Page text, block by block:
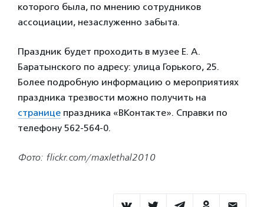
которого была, по мнению сотрудников
ассоциации, незаслуженно забыта.
Праздник будет проходить в музее Е. А.
Баратынского по адресу: улица Горького, 25.
Более подробную информацию о мероприятиях
праздника трезвости можно получить на
странице праздника «ВКонтакте». Справки по
телефону 562-564-0.
Фото: flickr.com/maxlethal2010​